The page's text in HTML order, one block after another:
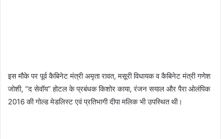
इस मौके पर पूर्व कैबिनेट मंत्री अमृता रावत, मसूरी विधायक व कैबिनेट मंत्री गणेश
जोशी, “द सेवॉय” होटल के प्रबंधक किशोर काया, रंजन सयाल और पैरा ओलंपिक
2016 की गोल्ड मेडलिस्ट एवं प्रतिभागी दीपा मलिक भी उपस्थित थी।